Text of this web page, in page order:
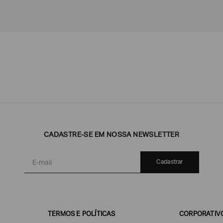
CADASTRE-SE EM NOSSA NEWSLETTER
Cadastrar
TERMOS E POLÍTICAS